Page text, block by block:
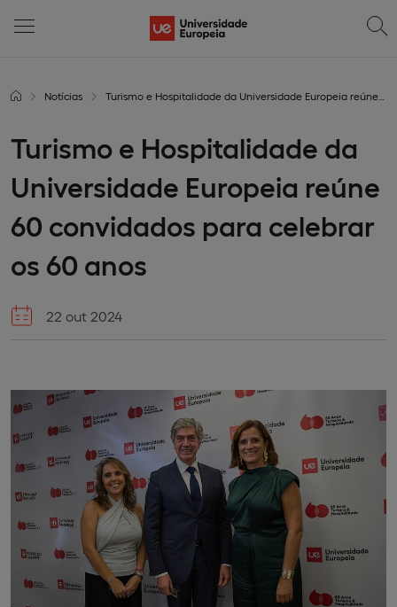
Notícias Turismo e Hospitalidade da Universidade Europeia reúne 60 convidados para celebrar os 60 anos
Turismo e Hospitalidade da
Universidade Europeia reúne
60 convidados para celebrar
os 60 anos
22 out 2024